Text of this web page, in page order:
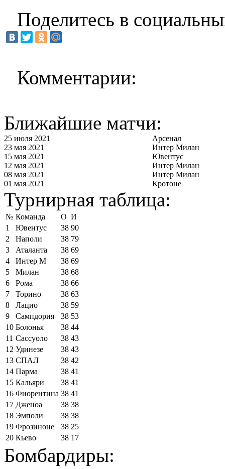
Поделитесь в
Комментарии:
Ближайшие матчи:
25 июля 2021
Арсенал
23 мая 2021
Интер Милан
15 мая 2021
Ювентус
12 мая 2021
Интер Милан
08 мая 2021
Интер Милан
01 мая 2021
Кротоне
Турнирная таблица:
№ Команда О И
1
Ювентус 38 90
2
Наполи 38 79
3
Аталанта 38 69
4
Интер М 38 69
5
Милан 38 68
6
Рома 38 66
7
Торино 38 63
8
Лацио 38 59
9
Сампдория 38 53
10 Болонья 38 44
11 Сассуоло 38 43
12 Удинезе 38 43
13 СПАЛ 38 42
14 Парма 38 41
15 Кальяри 38 41
16 Фиорентина 38 41
17 Дженоа 38 38
18 Эмполи 38 38
19 Фрозиноне 38 25
20 Кьево 38 17
Бомбардиры: